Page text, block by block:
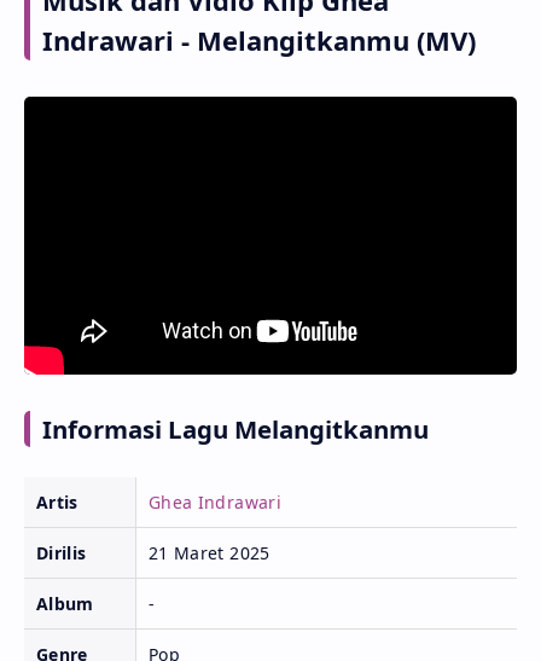
Indrawari - Melangitkanmu (MV)
Informasi Lagu Melangitkanmu
Artis Ghea Indrawari
Dirilis 21 Maret 2025
Album -
Genre Pop